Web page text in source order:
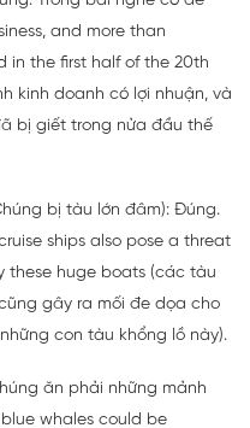
and more than
in the first half of the 20th
kinh doanh có lợi nhuận, và
bị giết trong nửa đầu thế
bị tàu lớn đâm): Đúng.
ships also pose a threat
these huge boats (các tàu
gây ra mối đe dọa cho
con tàu khổng lồ này).
ăn phải những mảnh
whales could be